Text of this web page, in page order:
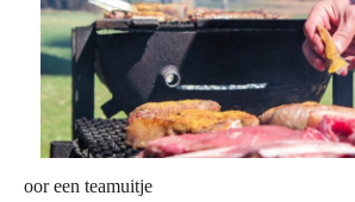
oor een teamuitje